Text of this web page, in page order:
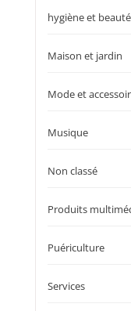
hygiène et beauté
Maison et jardin
Mode et
Musique
Non classé
Produits
Puériculture
Services